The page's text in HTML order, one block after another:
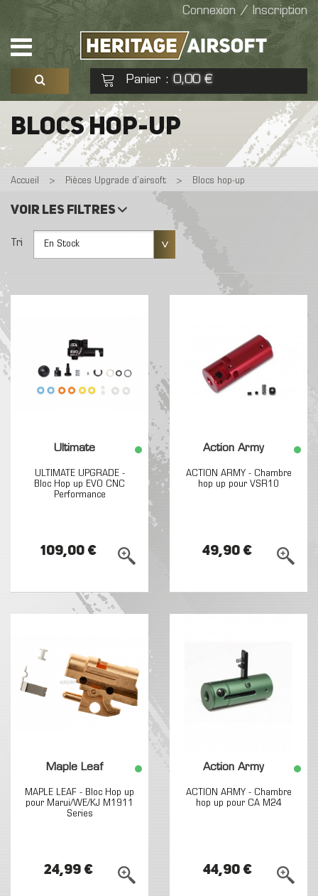
Connexion / Inscription
Panier : 0,00 €
Voir mon panier
Aucun produit
BLOCS HOP-UP
Accueil > Pièces Upgrade d’airsoft > Blocs hop-up
Voir les filtres
Tri En Stock
Ultimate
ULTIMATE UPGRADE -
Bloc Hop up EVO CNC
Performance
109,00 €
Action Army
ACTION ARMY - Chambre
hop up pour VSR10
49,90 €
Maple Leaf
MAPLE LEAF - Bloc Hop up
pour Marui/WE/KJ M1911
Series
24,99 €
Action Army
ACTION ARMY - Chambre
hop up pour CA M24
44,90 €